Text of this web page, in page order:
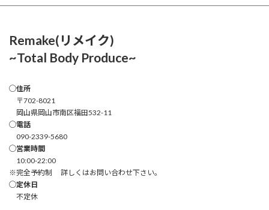
Remake(リメイク)
~Total Body Produce~
◯住所
〒702-8021
岡山県岡山市南区福田532-11
◯電話
090-2339-5680
◯営業時間
10:00-22:00
※完全予約制 詳しくはお問い合わせ下さい。
◯定休日
不定休